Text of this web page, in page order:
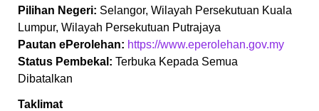
Pilihan Negeri: Selangor, Wilayah Persekutuan Kuala
Lumpur, Wilayah Persekutuan Putrajaya
Pautan ePerolehan: https://www.eperolehan.gov.my
Status Pembekal: Terbuka Kepada Semua
Dibatalkan
Taklimat